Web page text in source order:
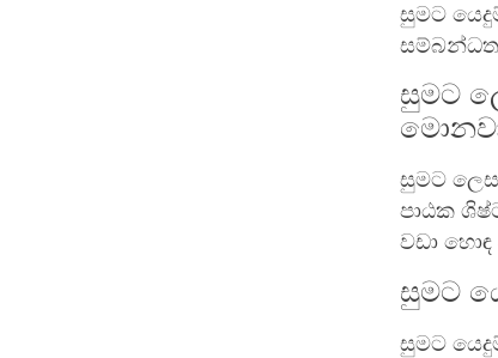
සුමට
සුමට
සුමට
පාඨක
වඩා
සුමට
සුමට